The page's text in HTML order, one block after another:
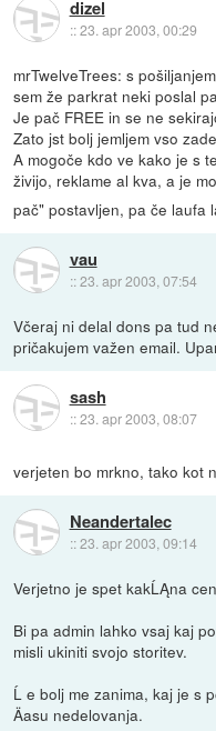
dizel
::23. apr 2003, 00:29
mrTwelveTrees: s
sem že parkrat neki poslal
Je pač FREE in se ne
Zato jst bolj jemljem vso
A mogoče kdo ve kako je s
živijo, reklame al kva, a je
pač" postavljen, pa če laufa
vau
::23. apr 2003, 07:54
Včeraj ni delal dons pa tud
pričakujem važen email.
sash
::23. apr 2003, 08:07
verjeten bo mrkno, tako kot
Neandertalec
::23. apr 2003, 09:14
Verjetno je spet kakĹĄna
Bi pa admin lahko vsaj kaj
misli ukiniti svojo storitev.
Ĺ e bolj me zanima, kaj je s
Äasu nedelovanja.